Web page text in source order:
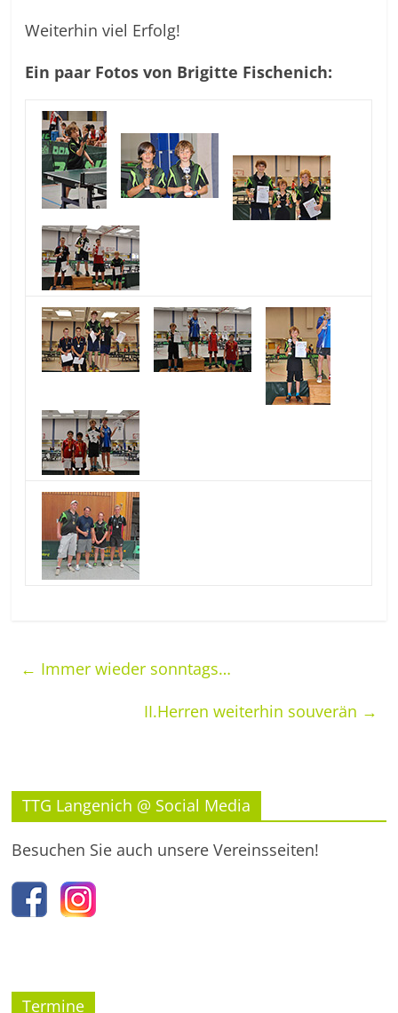
Weiterhin viel Erfolg!
Ein paar Fotos von Brigitte Fischenich:
← Immer wieder sonntags…
II.Herren weiterhin souverän →
TTG Langenich @ Social Media
Besuchen Sie auch unsere Vereinsseiten!
Termine